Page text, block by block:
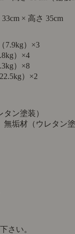
× 高さ 35cm
7.9kg）×3
）×4
）×8
）×2
ン塗装）
無垢材（ウレタン塗
さい。